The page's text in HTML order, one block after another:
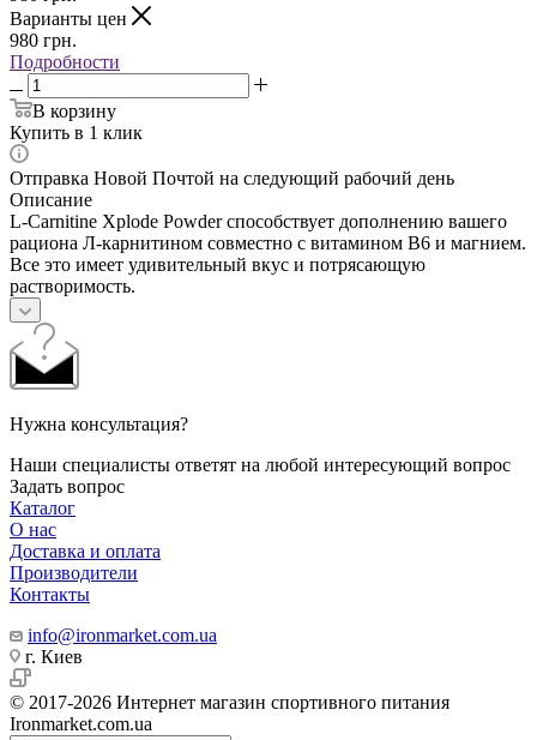
Варианты цен
980 грн.
Подробности
В корзину
Купить в 1 клик
Отправка Новой Почтой на следующий рабочий день
Описание
L-Carnitine Xplode Powder способствует дополнению вашего
рациона Л-карнитином совместно с витамином В6 и магнием.
Все это имеет удивительный вкус и потрясающую
растворимость.
Нужна консультация?
Наши специалисты ответят на любой интересующий вопрос
Задать вопрос
Каталог
О нас
Доставка и оплата
Производители
Контакты
info@ironmarket.com.ua
г. Киев
© 2017-2026 Интернет магазин спортивного питания
Ironmarket.com.ua